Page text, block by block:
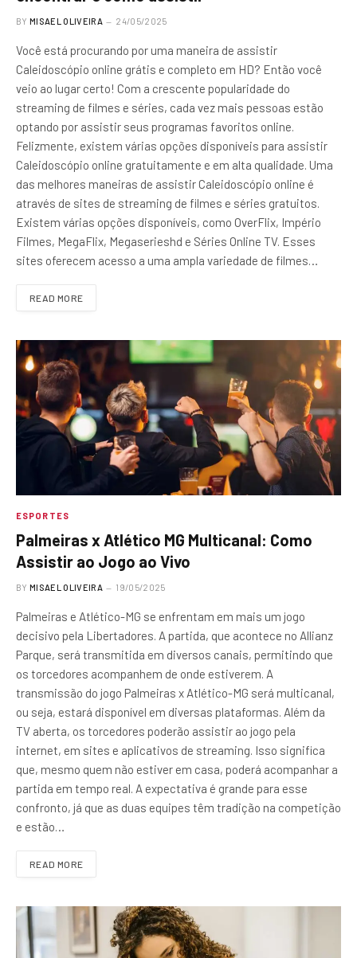
BY MISAEL OLIVEIRA 24/05/2025
Você está procurando por uma maneira de assistir
Caleidoscópio online grátis e completo em HD? Então você
veio ao lugar certo! Com a crescente popularidade do
streaming de filmes e séries, cada vez mais pessoas estão
optando por assistir seus programas favoritos online.
Felizmente, existem várias opções disponíveis para assistir
Caleidoscópio online gratuitamente e em alta qualidade. Uma
das melhores maneiras de assistir Caleidoscópio online é
através de sites de streaming de filmes e séries gratuitos.
Existem várias opções disponíveis, como OverFlix, Império
Filmes, MegaFlix, Megaserieshd e Séries Online TV. Esses
sites oferecem acesso a uma ampla variedade de filmes…
READ MORE
ESPORTES
Palmeiras x Atlético MG Multicanal: Como
Assistir ao Jogo ao Vivo
BY MISAEL OLIVEIRA 19/05/2025
Palmeiras e Atlético-MG se enfrentam em mais um jogo
decisivo pela Libertadores. A partida, que acontece no Allianz
Parque, será transmitida em diversos canais, permitindo que
os torcedores acompanhem de onde estiverem. A
transmissão do jogo Palmeiras x Atlético-MG será multicanal,
ou seja, estará disponível em diversas plataformas. Além da
TV aberta, os torcedores poderão assistir ao jogo pela
internet, em sites e aplicativos de streaming. Isso significa
que, mesmo quem não estiver em casa, poderá acompanhar a
partida em tempo real. A expectativa é grande para esse
confronto, já que as duas equipes têm tradição na competição
e estão…
READ MORE